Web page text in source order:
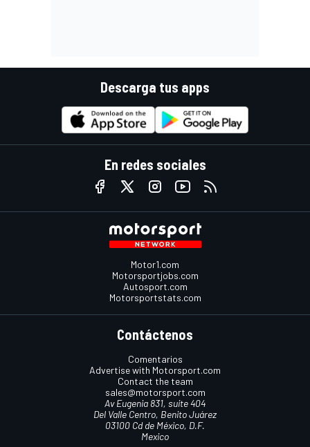
Descarga tus apps
En redes sociales
Motor1.com
Motorsportjobs.com
Autosport.com
Motorsportstats.com
Contáctenos
Comentarios
Advertise with Motorsport.com
Contact the team
sales@motorsport.com
Av Eugenia 831, suite 404
Del Valle Centro, Benito Juárez
03100 Cd de México, D.F.
Mexico